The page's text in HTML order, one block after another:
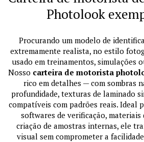
Photolook
Procurando um modelo de
extremamente realista, no estilo
usado em treinamentos, simulações
Nosso carteira de motorista
rico em detalhes — com sombras
profundidade, texturas de laminado
compatíveis com padrões reais. Ideal
softwares de verificação,
criação de amostras internas, ele
visual sem comprometer a